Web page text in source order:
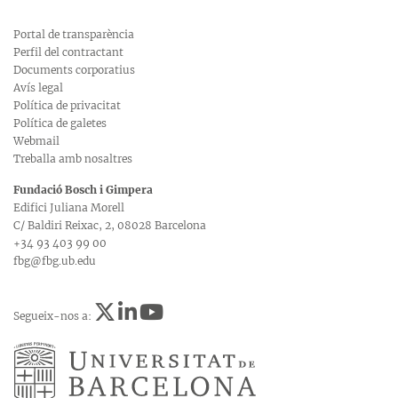
Portal de transparència
Perfil del contractant
Documents corporatius
Avís legal
Política de privacitat
Política de galetes
Webmail
Treballa amb nosaltres
Fundació Bosch i Gimpera
Edifici Juliana Morell
C/ Baldiri Reixac, 2, 08028 Barcelona
+34 93 403 99 00
fbg@fbg.ub.edu
Segueix-nos a: